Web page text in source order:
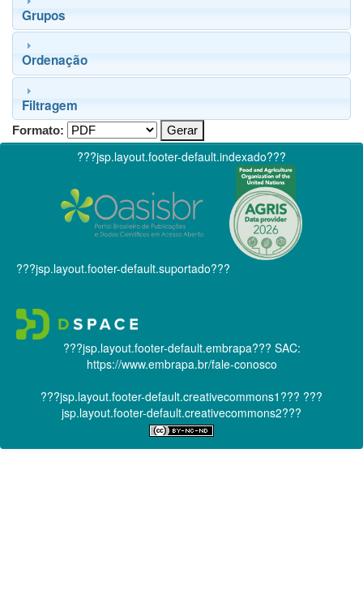
Grupos
Ordenação
Filtragem
Formato:
???jsp.layout.footer-default.indexado???
???jsp.layout.footer-default.suportado???
???jsp.layout.footer-default.embrapa??? SAC:
https://www.embrapa.br/fale-conosco
???jsp.layout.footer-default.creativecommons1??? ???
jsp.layout.footer-default.creativecommons2???